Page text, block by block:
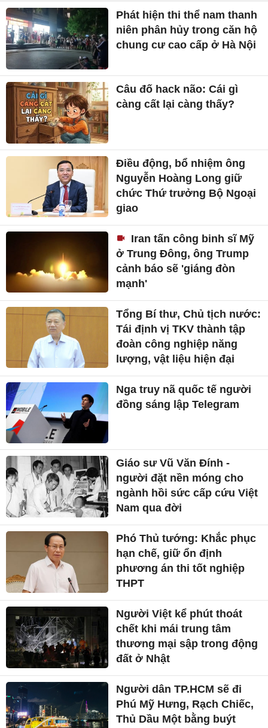
Phát hiện thi thể nam thanh
niên phân hủy trong căn hộ
chung cư cao cấp ở Hà Nội
Câu đố hack não: Cái gì
càng cất lại càng thấy?
Điều động, bổ nhiệm ông
Nguyễn Hoàng Long giữ
chức Thứ trưởng Bộ Ngoại
giao
Iran tấn công binh sĩ Mỹ
ở Trung Đông, ông Trump
cảnh báo sẽ 'giáng đòn
mạnh'
Tổng Bí thư, Chủ tịch nước:
Tái định vị TKV thành tập
đoàn công nghiệp năng
lượng, vật liệu hiện đại
Nga truy nã quốc tế người
đồng sáng lập Telegram
Giáo sư Vũ Văn Đính -
người đặt nền móng cho
ngành hồi sức cấp cứu Việt
Nam qua đời
Phó Thủ tướng: Khắc phục
hạn chế, giữ ổn định
phương án thi tốt nghiệp
THPT
Người Việt kể phút thoát
chết khi mái trung tâm
thương mại sập trong động
đất ở Nhật
Người dân TP.HCM sẽ đi
Phú Mỹ Hưng, Rạch Chiếc,
Thủ Dầu Một bằng buýt